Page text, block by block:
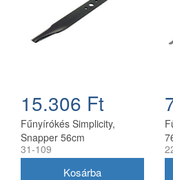
15.306 Ft
Fűnyírókés Simplicity,
Snapper 56cm
(1716695ASM)
31-109